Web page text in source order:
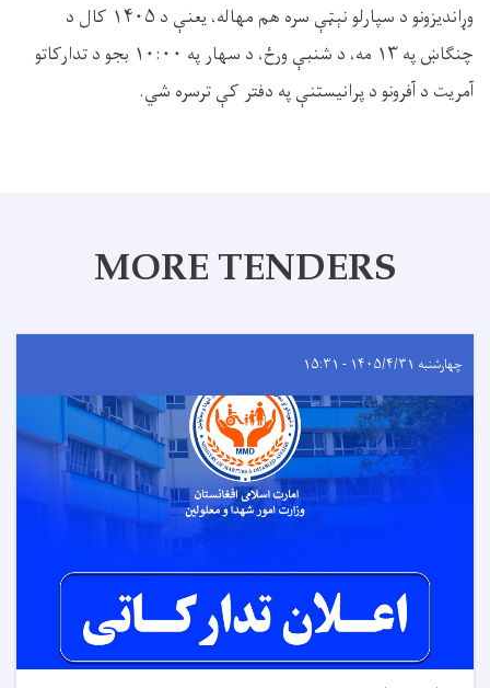
وړاندیزونو د سپارلو نېټې سره هم مهاله، یعنې د ۱۴۰۵ کال د
چنګاښ په ۱۳ مه، د شنبې ورځ، د سهار په ۱۰:۰۰ بجو د تدارکاتو
آمریت د آفرونو د پرانیستنې په دفتر کې ترسره شي.
MORE TENDERS
چهارشنبه ۱۴۰۵/۴/۳۱ - ۱۵:۳۱